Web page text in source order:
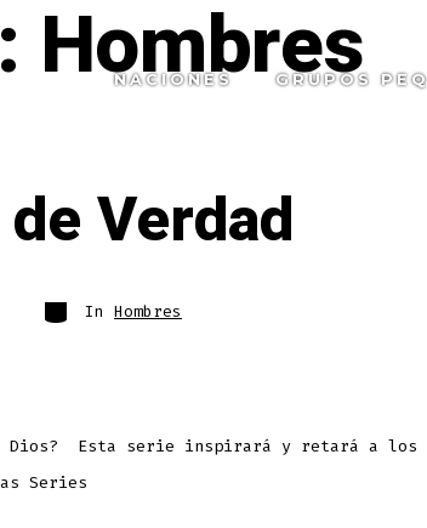
NACIONES GRUPOS
Hombres
Verdad
Categories
In Hombres
Dios? Esta serie inspirará y retará a los
Series